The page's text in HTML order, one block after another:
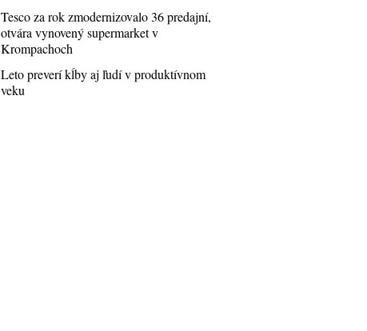
Tesco za rok zmodernizovalo 36 predajní,
otvára vynovený supermarket v
Krompachoch
Leto preverí kĺby aj ľudí v produktívnom
veku